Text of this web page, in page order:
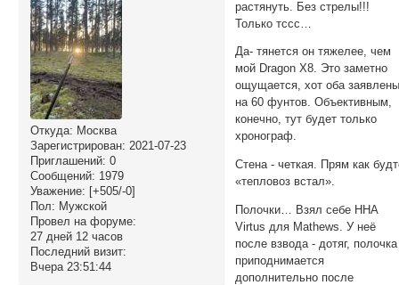
Откуда: Москва
Зарегистрирован: 2021-07-23
Приглашений: 0
Сообщений: 1979
Уважение: [+505/-0]
Пол: Мужской
Провел на форуме:
27 дней 12 часов
Последний визит:
Вчера 23:51:44
растянуть. Без стрелы!!!
Только тссс…
Да- тянется он тяжелее, чем
мой Dragon X8. Это заметно
ощущается, хот оба
на 60 фунтов. Объективным,
конечно, тут будет только
хронограф.
Стена - четкая. Прям как
«тепловоз встал».
Полочки… Взял себе HHA
Virtus для Mathews. У неё
после взвода - дотяг, полочка
приподнимается
дополнительно после